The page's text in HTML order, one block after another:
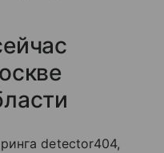
detector404,